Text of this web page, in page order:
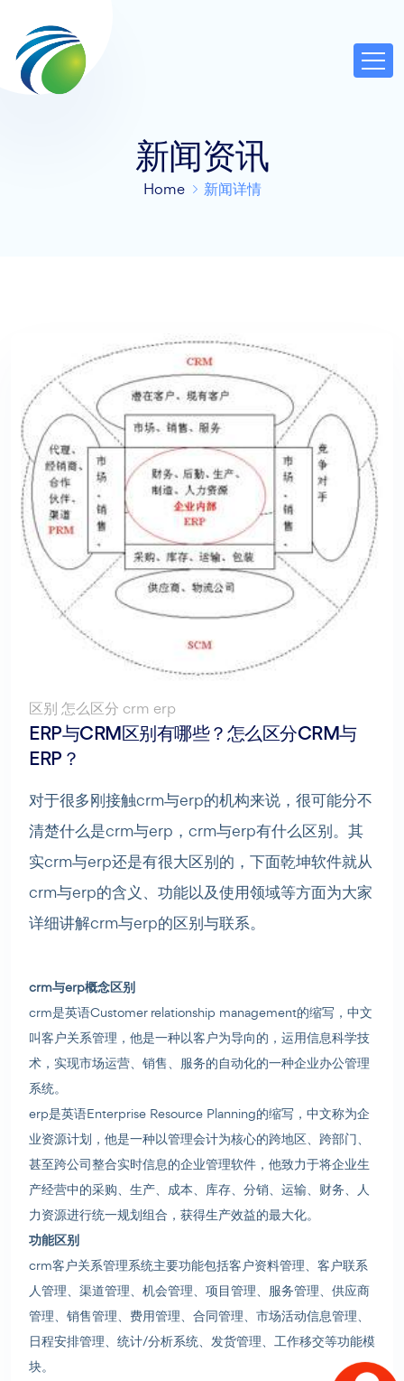
新闻资讯
Home 新闻详情
区别 怎么区分 crm erp
ERP与CRM区别有哪些？怎么区分CRM与
ERP？
对于很多刚接触crm与erp的机构来说，很可能分不
清楚什么是crm与erp，crm与erp有什么区别。其
实crm与erp还是有很大区别的，下面乾坤软件就从
crm与erp的含义、功能以及使用领域等方面为大家
详细讲解crm与erp的区别与联系。
crm与erp概念区别
crm是英语Customer relationship management的缩写，中文
叫客户关系管理，他是一种以客户为导向的，运用信息科学技
术，实现市场运营、销售、服务的自动化的一种企业办公管理
系统。
erp是英语Enterprise Resource Planning的缩写，中文称为企
业资源计划，他是一种以管理会计为核心的跨地区、跨部门、
甚至跨公司整合实时信息的企业管理软件，他致力于将企业生
产经营中的采购、生产、成本、库存、分销、运输、财务、人
力资源进行统一规划组合，获得生产效益的最大化。
功能区别
crm客户关系管理系统主要功能包括客户资料管理、客户联系
人管理、渠道管理、机会管理、项目管理、服务管理、供应商
管理、销售管理、费用管理、合同管理、市场活动信息管理、
日程安排管理、统计/分析系统、发货管理、工作移交等功能模
块。